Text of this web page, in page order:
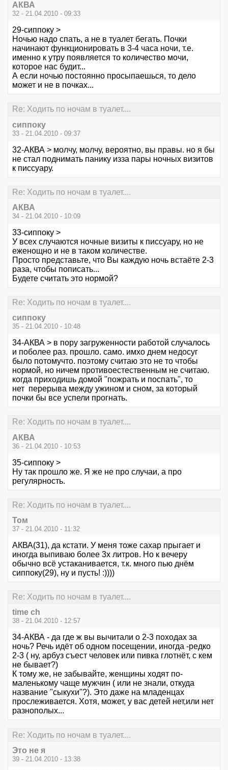
АКВА
32 - 21.04.2010 - 09:33
29-сиппоку >
Ночью надо спать, а не в туалет бегать. Почки
начинают функционировать в 3-4 часа ночи, т.е.
именно к утру появляется то количество мочи,
которое нас будит...
А если ночью постоянно просыпаешься, то дело
может и не в почках...
Re: Ходить по ночам в туалет....
сиппоку
33 - 21.04.2010 - 09:37
32-АКВА > молчу, молчу, вероятно, вы правы. но я бы
не стал поднимать панику изза пары ночных визитов
к писсуару.
Re: Ходить по ночам в туалет....
АКВА
34 - 21.04.2010 - 10:09
33-сиппоку >
У всех случаются ночные визиты к писсуару, но не
еженощно и не в таком количестве.
Просто представьте, что Вы каждую ночь встаёте 2-3
раза, чтобы пописать...
Будете считать это нормой?
Re: Ходить по ночам в туалет....
сиппоку
35 - 21.04.2010 - 10:48
34-АКВА > в пору загруженности работой случалось
и поболее раз. прошло. само. имхо днем недосуг
было потомучто. поэтому считаю это не то чтобы
нормой, но ничем противоестественным не считаю.
когда приходишь домой "пожрать и поспать", то
нет перерыва между ужином и сном, за который
почки бы все успели прогнать.
Re: Ходить по ночам в туалет....
АКВА
36 - 21.04.2010 - 10:53
35-сиппоку >
Ну так прошло же. Я же не про случаи, а про
регулярность.
Re: Ходить по ночам в туалет....
Том
37 - 21.04.2010 - 11:32
АКВА(31), да кстати. У меня тоже сахар прыгает и
иногда выпиваю более 3х литров. Но к вечеру
обычно всё устаканивается, т.к. много пью днём
сиппоку(29), ну и пусть! :))))
Re: Ходить по ночам в туалет....
time ch
38 - 21.04.2010 - 12:57
34-АКВА - да где ж вы вычитали о 2-3 походах за
ночь? Речь идёт об одном посещении, иногда -редко
2-3 ( ну, арбуз съест человек или пивка глотнёт, с кем
не бывает?)
К тому же, не забывайте, женщины ходят по-
маленькому чаще мужчин ( или не знали, откуда
название "сыкухи"?). Это даже на младенцах
прослеживается. Хотя, может, у вас детей нет,или нет
разнополых...
Re: Ходить по ночам в туалет....
Это не я
39 - 21.04.2010 - 13:38